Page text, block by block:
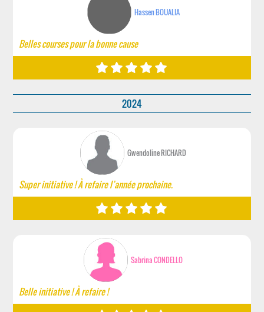
Hassen BOUALIA
Belles courses pour la bonne cause
2024
Gwendoline RICHARD
Super initiative ! À refaire l’année prochaine.
Sabrina CONDELLO
Belle initiative ! À refaire !